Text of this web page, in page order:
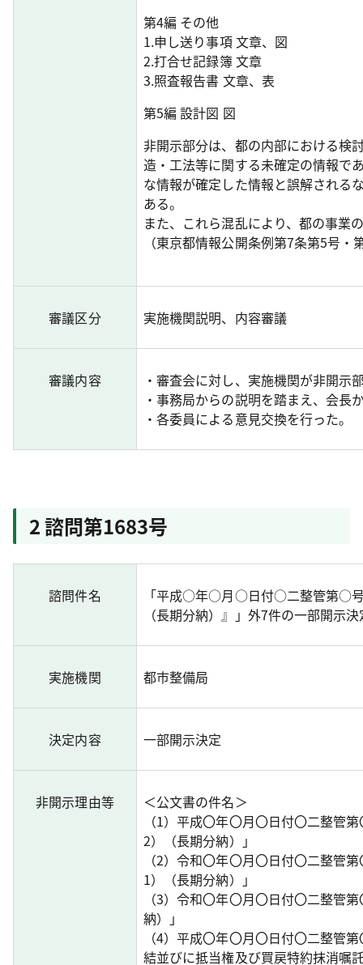
第4編 その他
1.申し送り事項 文章、図
2.打合せ記録簿 文章
3.照査報告書 文章、表
第5編 設計図 図
非開示部分は、都の内部における検
造・工法等に関する未確定の情報で
な情報が確定した情報と誤解される
ある。
また、これら混乱により、都の事業
（東京都情報公開条例第7条第5号・
審議区分 実施機関説明、内容審議
審議内容
・審査会に対し、実施機関が非開示
・事務局からの説明を踏まえ、会長
・各委員による意見交換を行った。
2 諮問第1683号
諮問件名
「平成○年○月○日付○二整管第○
（長期分納）』」外7件の一部開示
実施機関 都市整備局
決定内容 一部開示決定
非開示理由等
＜公文書の件名＞
（1）平成〇年〇月〇日付〇二整管
2）（長期分納）」
（2）令和〇年〇月〇日付〇二整管
1）（長期分納）」
（3）令和〇年〇月〇日付〇二整管
納）」
（4）平成〇年〇月〇日付〇二整管
結並びに抵当権及び買戻特約抹消嘱